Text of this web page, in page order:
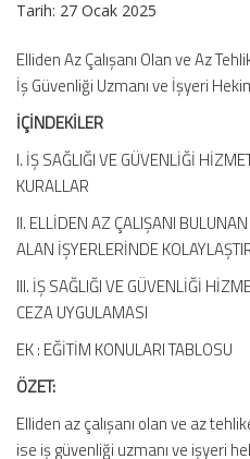
için
Tarih: 27 Ocak 2025
Elliden Az Çalışanı Olan ve Az
İş Güvenliği Uzmanı ve İşyeri
İÇİNDEKİLER
I. İŞ SAĞLIĞI VE GÜVENLİĞİ
KURALLAR
II. ELLİDEN AZ ÇALIŞANI
ALAN İŞYERLERİNDE
III. İŞ SAĞLIĞI VE GÜVENLİĞİ
CEZA UYGULAMASI
EK : EĞİTİM KONULARI TABLOSU
ÖZET:
Elliden az çalışanı olan ve az
ise iş güvenliği uzmanı ve işyeri